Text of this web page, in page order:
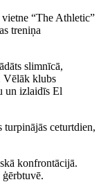
“The Athletic”
treniņa
slimnīcā,
Vēlāk klubs
un izlaidīs El
turpinājās ceturtdien,
konfrontācijā.